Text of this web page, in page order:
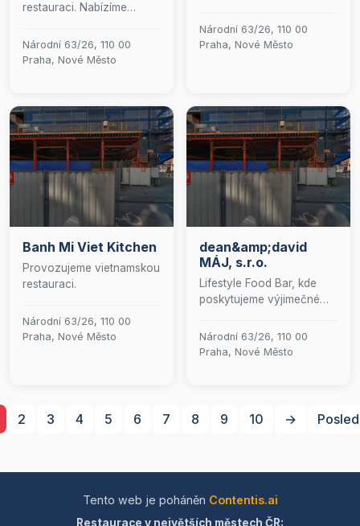
restauraci. Nabízíme
perfektně ochucené
tradičním kořením a plody
Národní 63/26, 110 00
Praha, Nové Město
Nabízíme celodenní
snídaně, obědy i večeře.
nabídku pokrmů
připravených s důrazem
na kvalitu a čerstvost.
Národní 63/26, 110 00
Praha, Nové Město
Banh Mi Viet Kitchen
Provozujeme vietnamskou
restauraci.
Národní 63/26, 110 00
Praha, Nové Město
dean&amp;david
MÁJ, s.r.o.
Lifestyle Food Bar, kde
poskytujeme výjimečné
jídlu, vynikající kávě a
nadčasové atmosféře.
hodnotami. S vášní a
nadšením vytváříme místo,
Národní 63/26, 110 00
Praha, Nové Město
2 3 4 5 6 7 8 9 10 →
Tento web je poháněn Contentis.ai
Restaurace v největších městech ČR: